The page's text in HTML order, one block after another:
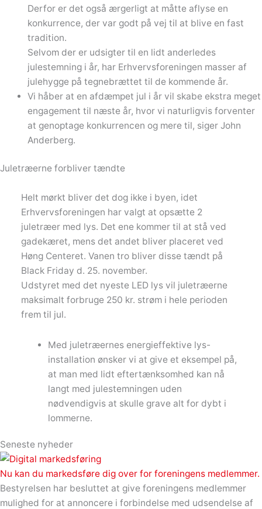
Derfor er det også ærgerligt at måtte aflyse en
konkurrence, der var godt på vej til at blive en fast
tradition.
Selvom der er udsigter til en lidt anderledes
julestemning i år, har Erhvervsforeningen masser af
julehygge på tegnebrættet til de kommende år.
Vi håber at en afdæmpet jul i år vil skabe ekstra meget
engagement til næste år, hvor vi naturligvis forventer
at genoptage konkurrencen og mere til, siger John
Anderberg.
Juletræerne forbliver tændte
Helt mørkt bliver det dog ikke i byen, idet
Erhvervsforeningen har valgt at opsætte 2
juletræer med lys. Det ene kommer til at stå ved
gadekæret, mens det andet bliver placeret ved
Høng Centeret. Vanen tro bliver disse tændt på
Black Friday d. 25. november.
Udstyret med det nyeste LED lys vil juletræerne
maksimalt forbruge 250 kr. strøm i hele perioden
frem til jul.
Med juletræernes energieffektive lys-
installation ønsker vi at give et eksempel på,
at man med lidt eftertænksomhed kan nå
langt med julestemningen uden
nødvendigvis at skulle grave alt for dybt i
lommerne.
Seneste nyheder
Nu kan du markedsføre dig over for foreningens medlemmer.
Bestyrelsen har besluttet at give foreningens medlemmer
mulighed for at annoncere i forbindelse med udsendelse af